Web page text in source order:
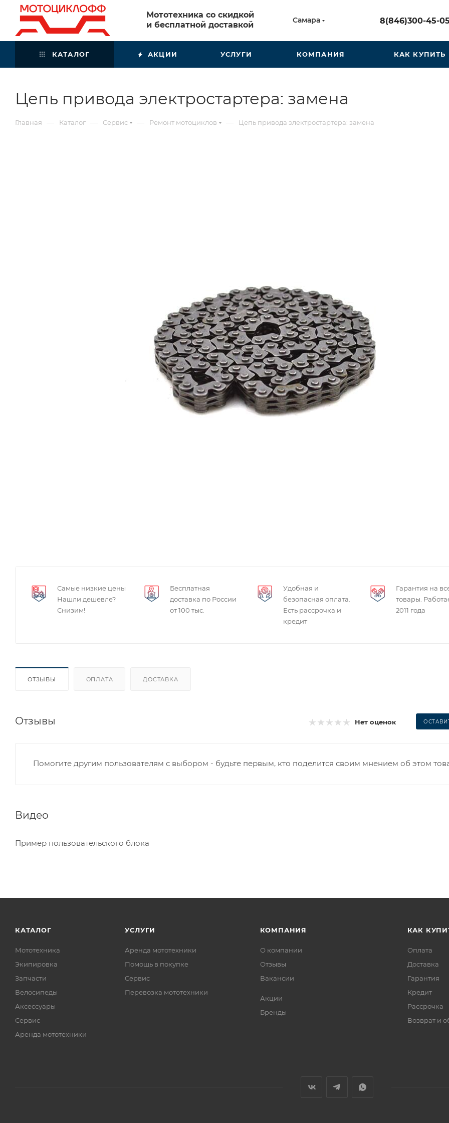
Мототехника со скидкой
и бесплатной доставкой
Самара 8(846)300-45-05
КАТАЛОГ АКЦИИ УСЛУГИ КОМПАНИЯ КАК КУПИТЬ
Цепь привода электростартера: замена
Главная — Каталог — Сервис — Ремонт мотоциклов — Цепь привода электростартера: замена
Самые низкие цены
Нашли дешевле?
Снизим!
Бесплатная
доставка по России
от 100 тыс.
Удобная и
безопасная оплата.
Есть рассрочка и
кредит
Гарантия на
товары.
2011 года
ОТЗЫВЫ ОПЛАТА ДОСТАВКА
Отзывы Нет оценок
Помогите другим пользователям с выбором - будьте первым, кто поделится своим мнением об этом
Видео
Пример пользовательского блока
КАТАЛОГ
Мототехника
Экипировка
Запчасти
Велосипеды
Аксессуары
Сервис
Аренда мототехники
УСЛУГИ
Аренда мототехники
Помощь в покупке
Сервис
Перевозка мототехники
КОМПАНИЯ
О компании
Отзывы
Вакансии
Акции
Бренды
КАК
Оплата
Доставка
Гарантия
Кредит
Рассрочка
Возврат и